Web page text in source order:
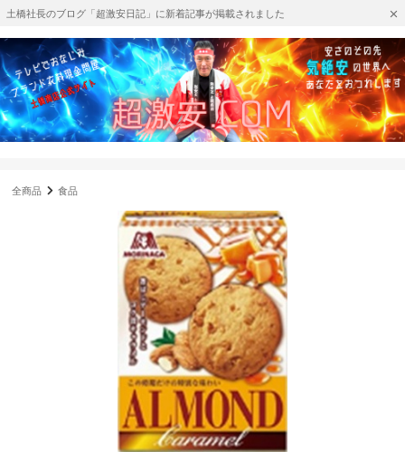
土橋社長のブログ「超激安日記」に新着記事が掲載されました
全商品 食品